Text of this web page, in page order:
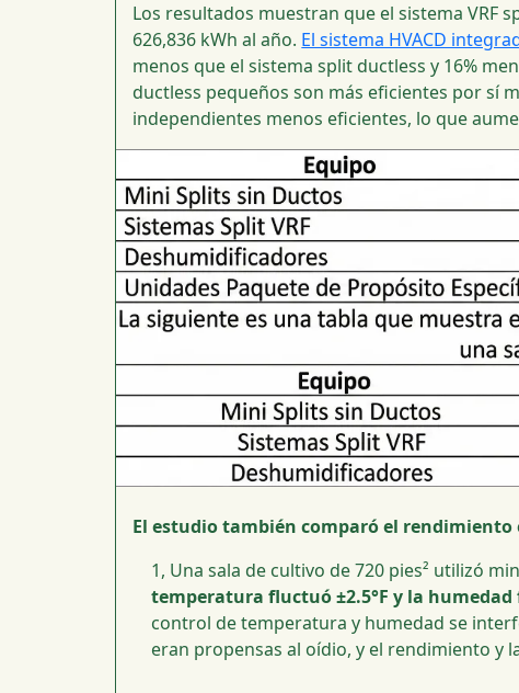
Los resultados muestran que el sistema VRF
626,836 kWh al año. El sistema HVACD
menos que el sistema split ductless y 16%
ductless pequeños son más eficientes por sí
independientes menos eficientes, lo que
El estudio también comparó el rendimiento
1, Una sala de cultivo de 720 pies² utilizó
temperatura fluctuó ±2.5°F y la humedad
control de temperatura y humedad se
eran propensas al oídio, y el rendimiento y